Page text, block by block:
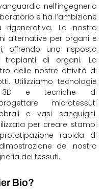
nell’ingegneria
e ha l’ambizione
rigenerativa. La nostra
alternative per organi e
offrendo una risposta
trapianti di organi. La
delle nostre attività di
Utilizziamo tecnologie
3D e tecniche di
microtessuti
e vasi sanguigni.
per creare stampi
rapida di
del nostro
dei tessuti.
Bio?